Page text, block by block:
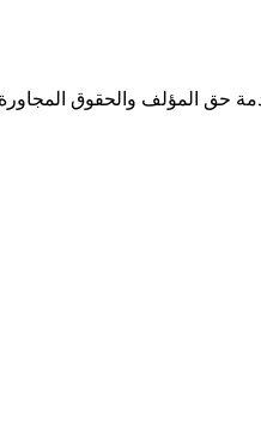
حق المؤلف والحقوق